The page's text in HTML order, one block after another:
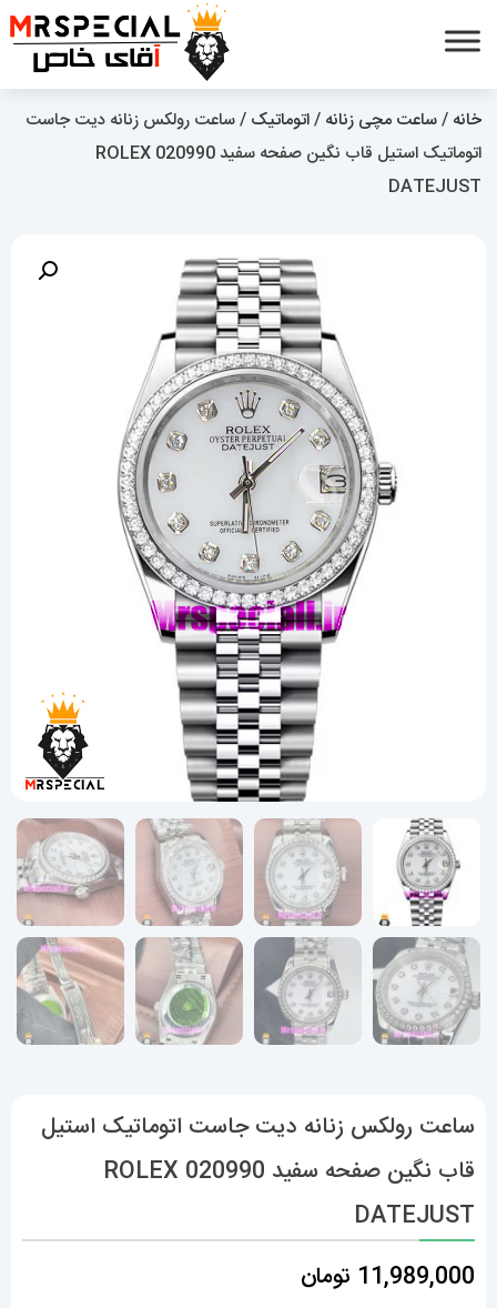
خانه /ساعت مچی زنانه /اتوماتیک / ساعت رولکس زنانه دیت جاست
اتوماتیک استیل قاب نگین صفحه سفید 020990 ROLEX
DATEJUST
ساعت رولکس زنانه دیت جاست اتوماتیک استیل
قاب نگین صفحه سفید 020990 ROLEX
DATEJUST
11,989,000 تومان